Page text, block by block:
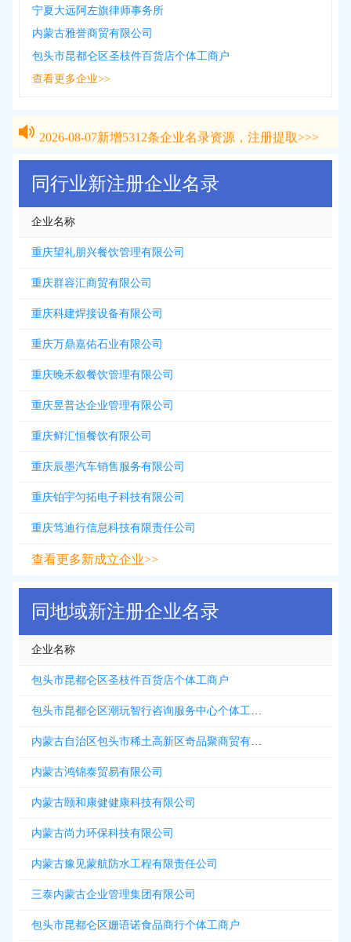
宁夏大远阿左旗律师事务所
内蒙古雅誉商贸有限公司
包头市昆都仑区圣枝件百货店个体工商户
查看更多企业>>
新增 条企业名录资源，注册提取>>>
2026-08-07新增5312条企业名录资源，注册提取>>>
同行业新注册企业名录
企业名称
重庆望礼朋兴餐饮管理有限公司
重庆群容汇商贸有限公司
重庆科建焊接设备有限公司
重庆万鼎嘉佑石业有限公司
重庆晚禾叙餐饮管理有限公司
重庆昱普达企业管理有限公司
重庆鲜汇恒餐饮有限公司
重庆辰墨汽车销售服务有限公司
重庆铂宇匀拓电子科技有限公司
重庆笃迪行信息科技有限责任公司
查看更多新成立企业>>
同地域新注册企业名录
企业名称
包头市昆都仑区圣枝件百货店个体工商户
包头市昆都仑区潮玩智行咨询服务中心个体工商户
内蒙古自治区包头市稀土高新区奇品聚商贸有限公司
内蒙古鸿锦泰贸易有限公司
内蒙古颐和康健健康科技有限公司
内蒙古尚力环保科技有限公司
内蒙古豫见蒙航防水工程有限责任公司
三泰内蒙古企业管理集团有限公司
包头市昆都仑区姗语诺食品商行个体工商户